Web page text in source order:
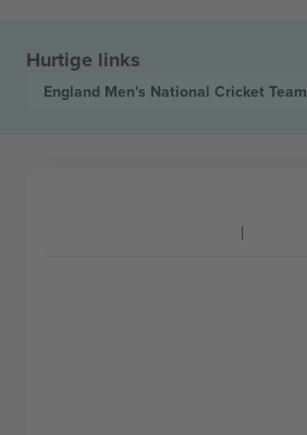
Hurtige links
England Men's National Cricket Team